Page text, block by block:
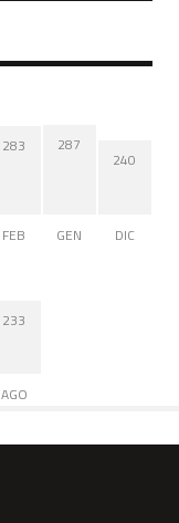
283
FEB
287
GEN
240
DIC
233
AGO